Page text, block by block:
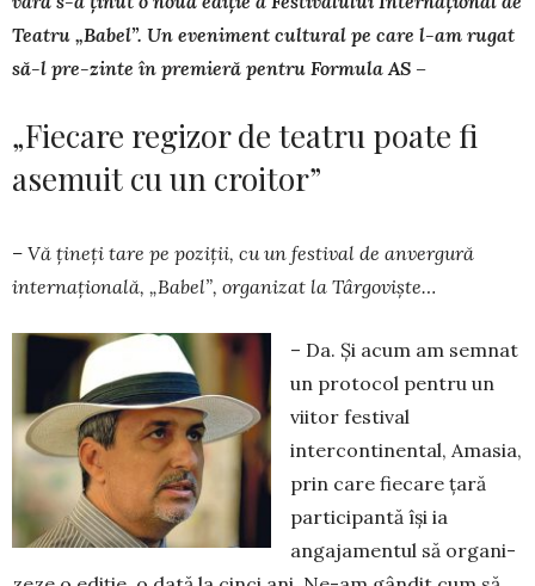
Teatru „Babel”. Un eveniment cultural pe care l-am rugat
să-l pre-zinte în premieră pentru Formula AS –
„Fiecare regizor de teatru poate fi
asemuit cu un croitor”
– Vă țineți tare pe poziții, cu un festival de an­ver­gură
internațională, „Babel”, organizat la Târ­goviște…
– Da. Și acum am semnat
un protocol pentru un
viitor festival
intercontinental, Amasia,
prin care fie­care țară
participantă își ia
angajamentul să orga­ni­